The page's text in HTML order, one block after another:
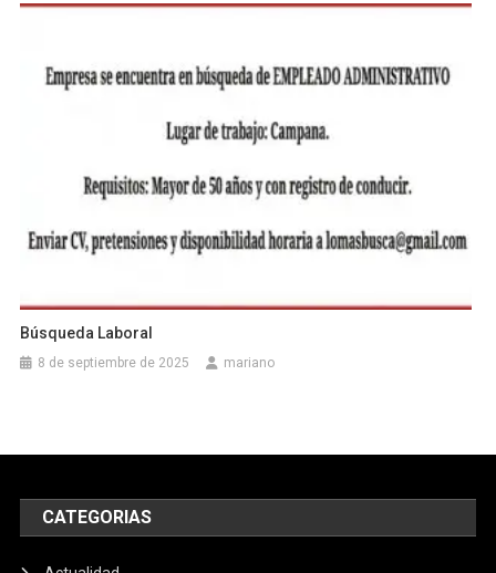
Búsqueda Laboral
8 de septiembre de 2025 mariano
CATEGORIAS